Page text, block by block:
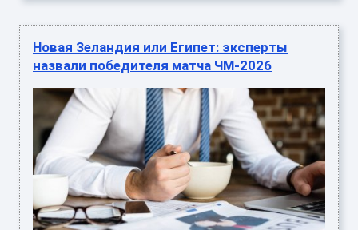
​Новая Зеландия или Египет: эксперты
назвали победителя матча ЧМ-2026